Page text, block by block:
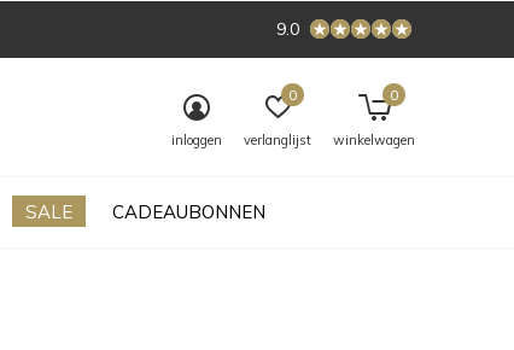
SALE CADEAUBONNEN
inloggen verlanglijst
0
winkelwagen
0
9.0